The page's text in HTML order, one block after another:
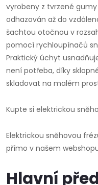
vyrobeny z tvrzené
odhazován až do
šachtou otočnou v
pomocí rychloupínačů
Praktický úchyt
není potřeba, díky
skladovat na malém
Kupte si elektrickou
Elektrickou sněhovou
přímo v našem
Hlavní